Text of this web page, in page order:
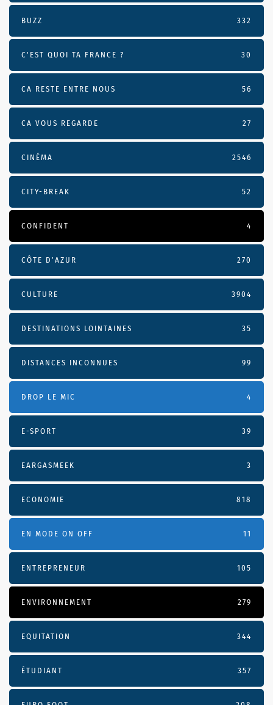
BUZZ 332
C'EST QUOI TA FRANCE ? 30
CA RESTE ENTRE NOUS 56
CA VOUS REGARDE 27
CINÉMA 2546
CITY-BREAK 52
CONFIDENT 4
CÔTE D’AZUR 270
CULTURE 3904
DESTINATIONS LOINTAINES 35
DISTANCES INCONNUES 99
DROP LE MIC 4
E-SPORT 39
EARGASMEEK 3
ECONOMIE 818
EN MODE ON OFF 11
ENTREPRENEUR 105
ENVIRONNEMENT 279
EQUITATION 344
ÉTUDIANT 357